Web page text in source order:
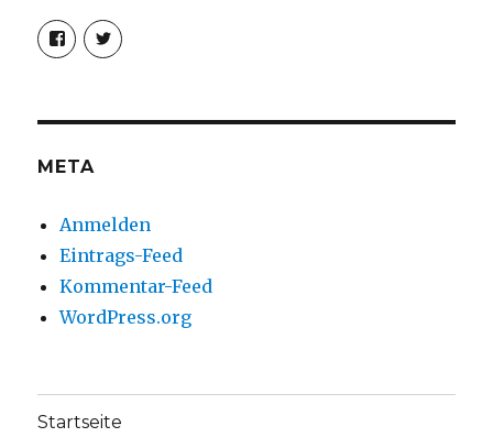
Profil
von
christoph.fleischer1
anzeigen
Profil
von
anzeigen
META
Anmelden
Eintrags-Feed
Kommentar-Feed
WordPress.org
Startseite